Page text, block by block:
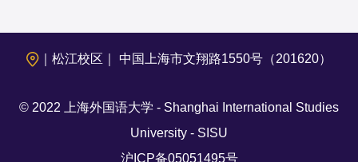
｜松江校区｜ 中国上海市文翔路1550号（201620）
© 2022 上海外国语大学 - Shanghai International Studies
University - SISU
沪ICP备05051495号